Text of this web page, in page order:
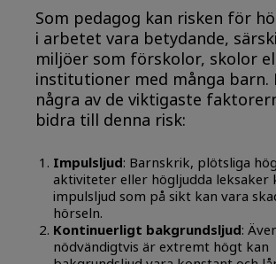
Som pedagog kan risken för
i arbetet vara betydande,
miljöer som förskolor, skolor
institutioner med många barn.
några av de viktigaste
bidra till denna risk:
Impulsljud: Barnskrik, plötsliga
aktiviteter eller högljudda leksaker
impulsljud som på sikt kan vara
hörseln.
Kontinuerligt bakgrundsljud:
nödvändigtvis är extremt högt kan